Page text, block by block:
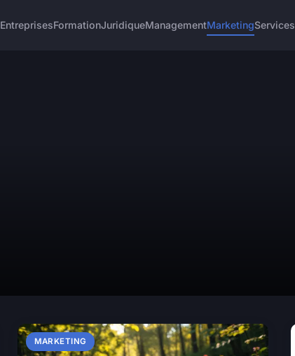
EntreprisesFormationJuridiqueManagementMarketingServices
MARKETING